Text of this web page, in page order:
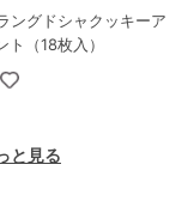
ングドシャクッキーア
ト（18枚入）
と見る